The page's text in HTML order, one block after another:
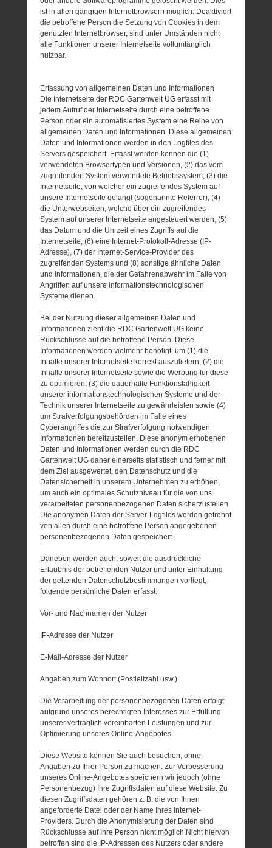
ist in allen gängigen Internetbrowsern möglich. Deaktiviert
die betroffene Person die Setzung von Cookies in dem
genutzten Internetbrowser, sind unter Umständen nicht
alle Funktionen unserer Internetseite vollumfänglich
nutzbar.
Erfassung von allgemeinen Daten und Informationen
Die Internetseite der RDC Gartenwelt UG erfasst mit
jedem Aufruf der Internetseite durch eine betroffene
Person oder ein automatisiertes System eine Reihe von
allgemeinen Daten und Informationen. Diese allgemeinen
Daten und Informationen werden in den Logfiles des
Servers gespeichert. Erfasst werden können die (1)
verwendeten Browsertypen und Versionen, (2) das vom
zugreifenden System verwendete Betriebssystem, (3) die
Internetseite, von welcher ein zugreifendes System auf
unsere Internetseite gelangt (sogenannte Referrer), (4)
die Unterwebseiten, welche über ein zugreifendes
System auf unserer Internetseite angesteuert werden, (5)
das Datum und die Uhrzeit eines Zugriffs auf die
Internetseite, (6) eine Internet-Protokoll-Adresse (IP-
Adresse), (7) der Internet-Service-Provider des
zugreifenden Systems und (8) sonstige ähnliche Daten
und Informationen, die der Gefahrenabwehr im Falle von
Angriffen auf unsere informationstechnologischen
Systeme dienen.
Bei der Nutzung dieser allgemeinen Daten und
Informationen zieht die RDC Gartenwelt UG keine
Rückschlüsse auf die betroffene Person. Diese
Informationen werden vielmehr benötigt, um (1) die
Inhalte unserer Internetseite korrekt auszuliefern, (2) die
Inhalte unserer Internetseite sowie die Werbung für diese
zu optimieren, (3) die dauerhafte Funktionsfähigkeit
unserer informationstechnologischen Systeme und der
Technik unserer Internetseite zu gewährleisten sowie (4)
um Strafverfolgungsbehörden im Falle eines
Cyberangriffes die zur Strafverfolgung notwendigen
Informationen bereitzustellen. Diese anonym erhobenen
Daten und Informationen werden durch die RDC
Gartenwelt UG daher einerseits statistisch und ferner mit
dem Ziel ausgewertet, den Datenschutz und die
Datensicherheit in unserem Unternehmen zu erhöhen,
um auch ein optimales Schutzniveau für die von uns
verarbeiteten personenbezogenen Daten sicherzustellen.
Die anonymen Daten der Server-Logfiles werden getrennt
von allen durch eine betroffene Person angegebenen
personenbezogenen Daten gespeichert.
Daneben werden auch, soweit die ausdrückliche
Erlaubnis der betreffenden Nutzer und unter Einhaltung
der geltenden Datenschutzbestimmungen vorliegt,
folgende persönliche Daten erfasst:
Vor- und Nachnamen der Nutzer
IP-Adresse der Nutzer
E-Mail-Adresse der Nutzer
Angaben zum Wohnort (Postleitzahl usw.)
Die Verarbeitung der personenbezogenen Daten erfolgt
aufgrund unseres berechtigten Interesses zur Erfüllung
unserer vertraglich vereinbarten Leistungen und zur
Optimierung unseres Online-Angebotes.
Diese Website können Sie auch besuchen, ohne
Angaben zu Ihrer Person zu machen. Zur Verbesserung
unseres Online-Angebotes speichern wir jedoch (ohne
Personenbezug) Ihre Zugriffsdaten auf diese Website. Zu
diesen Zugriffsdaten gehören z. B. die von Ihnen
angeforderte Datei oder der Name Ihres Internet-
Providers. Durch die Anonymisierung der Daten sind
Rückschlüsse auf Ihre Person nicht möglich.Nicht hiervon
betroffen sind die IP-Adressen des Nutzers oder andere